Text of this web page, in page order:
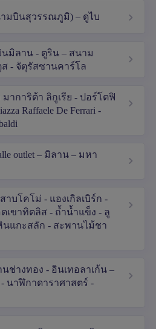
ามบินสุวรรณภูมิ) – ดูไบ
มิลาน - ตูริน – สนาม
- จัตุรัสซานคาร์โล
าการิต้า ลิกูเรีย - ปอร์โตฟิ
Raffaele De Ferrari -
outlet – มิลาน – มหา
าบโคโม่ - แองเกิลเบิร์ก -
เขาทิตลิส - ถ้ำน้ำแข็ง - ลู
นแกะสลัก - สะพานไม้ชา
ช่างทอง - อินเทอลาเก้น –
นาฬิกาดาราศาสตร์ -